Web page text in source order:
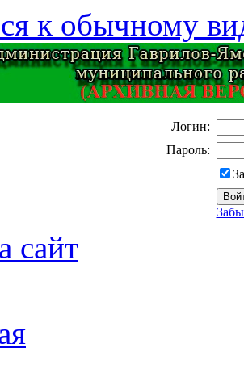
к обычному
Логин:
Пароль:
сайт